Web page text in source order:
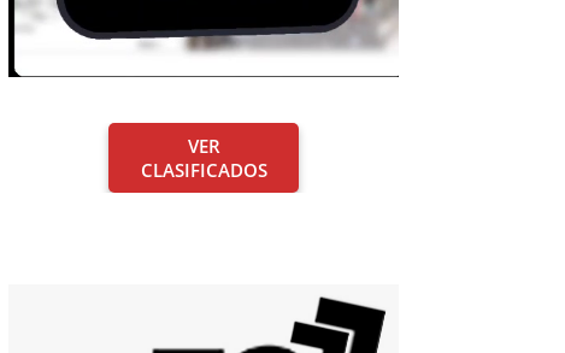
VER
CLASIFICADOS